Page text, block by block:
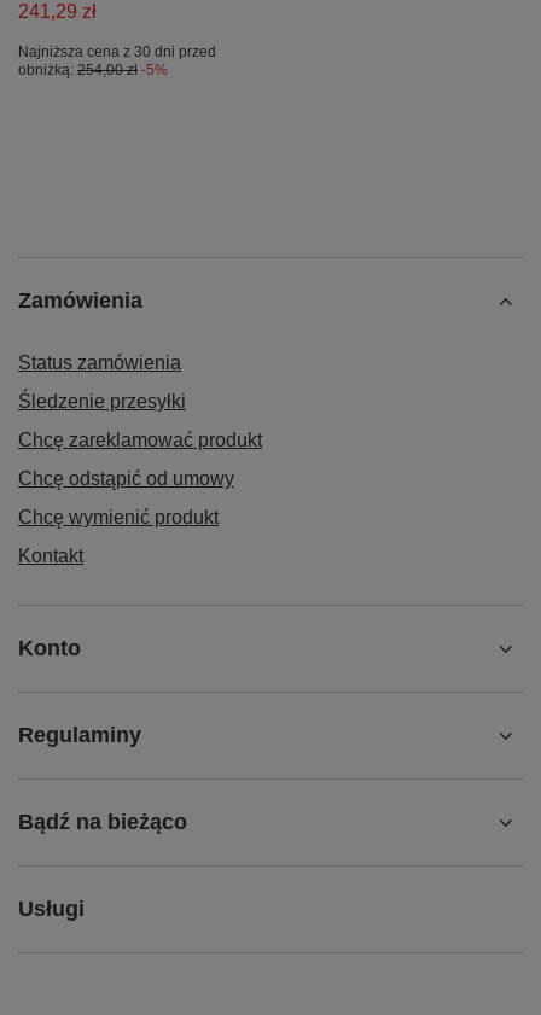
241,29 zł
Najniższa cena z 30 dni przed
obniżką: 254,00 zł -5%
Zamówienia
Status zamówienia
Śledzenie przesyłki
Chcę zareklamować produkt
Chcę odstąpić od umowy
Chcę wymienić produkt
Kontakt
Konto
Regulaminy
Bądź na bieżąco
Usługi